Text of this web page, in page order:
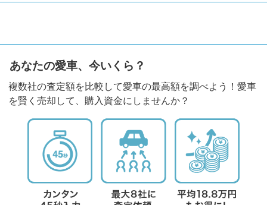
あなたの愛車、今いくら？
複数社の査定額を比較して愛車の最高額を調べよう！愛車
を賢く売却して、購入資金にしませんか？